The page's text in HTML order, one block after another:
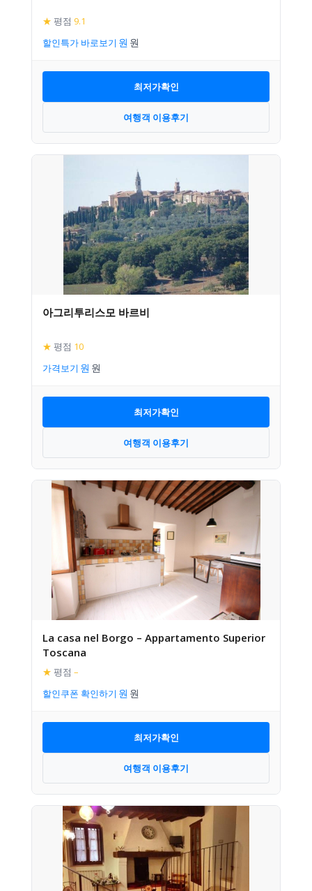
★ 평점 9.1
할인특가 바로보기
최저가확인
여행객 이용후기
아그리투리스모 바르비
★ 평점 10
가격보기
최저가확인
여행객 이용후기
La casa nel Borgo – Appartamento Superior
Toscana
★ 평점 –
할인쿠폰 확인하기
최저가확인
여행객 이용후기